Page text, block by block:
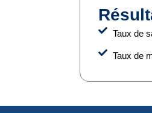
Taux de
Taux de